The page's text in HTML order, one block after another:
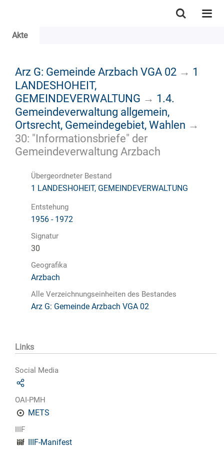
Akte
Arz G: Gemeinde Arzbach VGA 02 → 1
LANDESHOHEIT,
GEMEINDEVERWALTUNG → 1.4.
Gemeindeverwaltung allgemein,
Ortsrecht, Gemeindegebiet, Wahlen →
30: "Informationsbriefe" der
Gemeindeverwaltung Arzbach
Übergeordneter Bestand
1 LANDESHOHEIT, GEMEINDEVERWALTUNG
Entstehung
1956 - 1972
Signatur
30
Geografika
Arzbach
Alle Verzeichnungseinheiten des Bestandes
Arz G: Gemeinde Arzbach VGA 02
Links
Social Media
OAI-PMH
METS
IIIF
IIIF-Manifest